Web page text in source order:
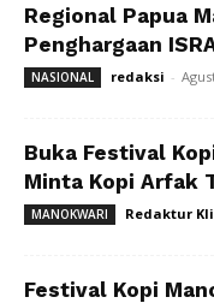
Regional Papua
Penghargaan
NASIONAL redaksi -
Buka Festival
Minta Kopi Arfak
MANOKWARI Redaktur
Festival Kopi